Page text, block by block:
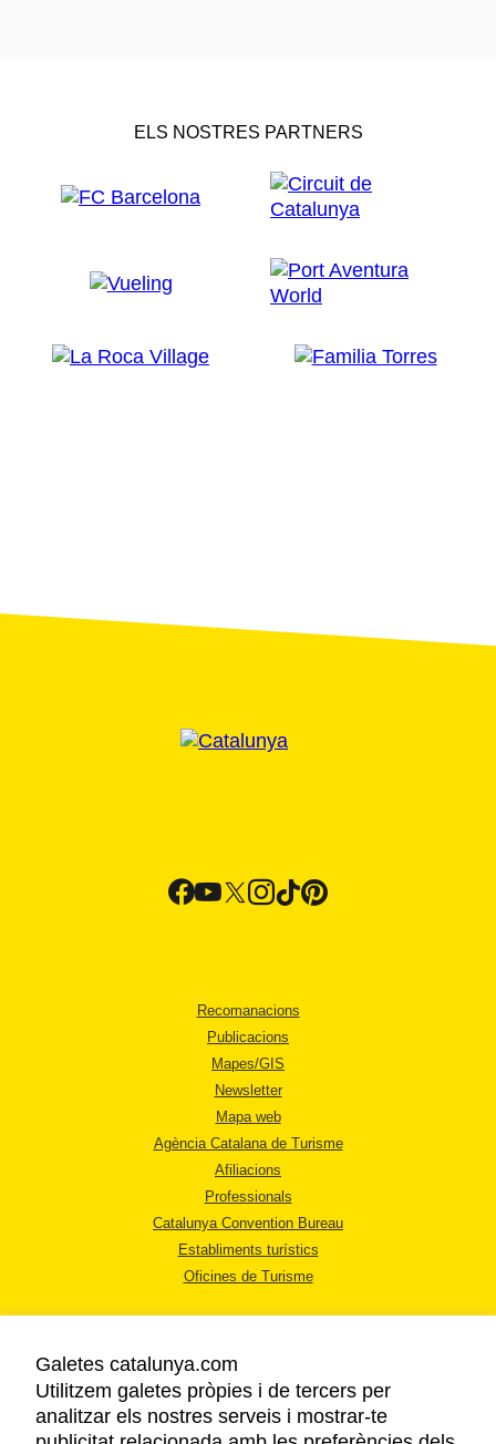
ELS NOSTRES PARTNERS
Recomanacions
Publicacions
Mapes/GIS
Newsletter
Mapa web
Agència Catalana de Turisme
Afiliacions
Professionals
Catalunya Convention Bureau
Establiments turístics
Oficines de Turisme
AVÍS LEGAL
Galetes catalunya.com
Utilitzem galetes pròpies i de tercers per
analitzar els nostres serveis i mostrar-te